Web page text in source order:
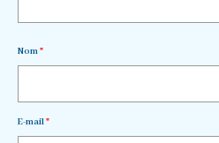
Nom*
E-mail*